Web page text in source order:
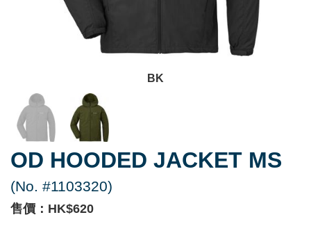
BK
OD HOODED JACKET MS
(No. #1103320)
售價：HK$620